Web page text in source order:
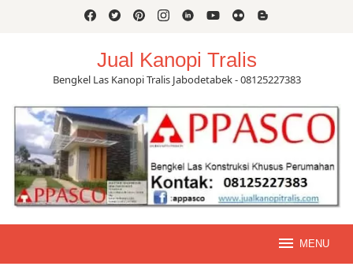
Jual Kanopi Tralis
Bengkel Las Kanopi Tralis Jabodetabek - 08125227383
MENU